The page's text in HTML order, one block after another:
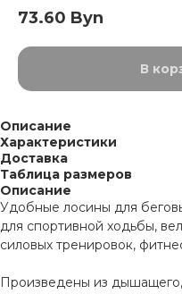
73.60 Byn
В
Описание
Характеристики
Доставка
Таблица размеров
Описание
Удобные лосины для
для спортивной ходьбы,
силовых тренировок,
Произведены из дышащего,